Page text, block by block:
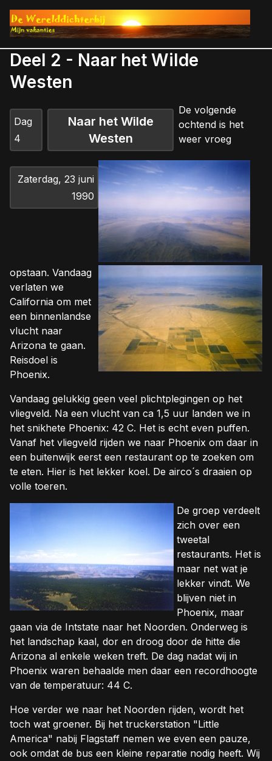
Deel 2 - Naar het Wilde
Westen
Dag
4
Naar het Wilde
Westen
Zaterdag, 23 juni
1990
De volgende
ochtend is het
weer vroeg
opstaan. Vandaag
verlaten we
California om met
een binnenlandse
vlucht naar
Arizona te gaan.
Reisdoel is
Phoenix.
Vandaag gelukkig geen veel plichtplegingen op het
vliegveld. Na een vlucht van ca 1,5 uur landen we in
het snikhete Phoenix: 42 C. Het is echt even puffen.
Vanaf het vliegveld rijden we naar Phoenix om daar in
een buitenwijk eerst een restaurant op te zoeken om
te eten. Hier is het lekker koel. De airco´s draaien op
volle toeren.
De groep verdeelt
zich over een
tweetal
restaurants. Het is
maar net wat je
lekker vindt. We
blijven niet in
Phoenix, maar
gaan via de Intstate naar het Noorden. Onderweg is
het landschap kaal, dor en droog door de hitte die
Arizona al enkele weken treft. De dag nadat wij in
Phoenix waren behaalde men daar een recordhoogte
van de temperatuur: 44 C.
Hoe verder we naar het Noorden rijden, wordt het
toch wat groener. Bij het truckerstation "Little
America" nabij Flagstaff nemen we even een pauze,
ook omdat de bus een kleine reparatie nodig heeft. Wij